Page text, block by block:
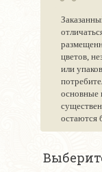
цветов,
или
основные
остаются